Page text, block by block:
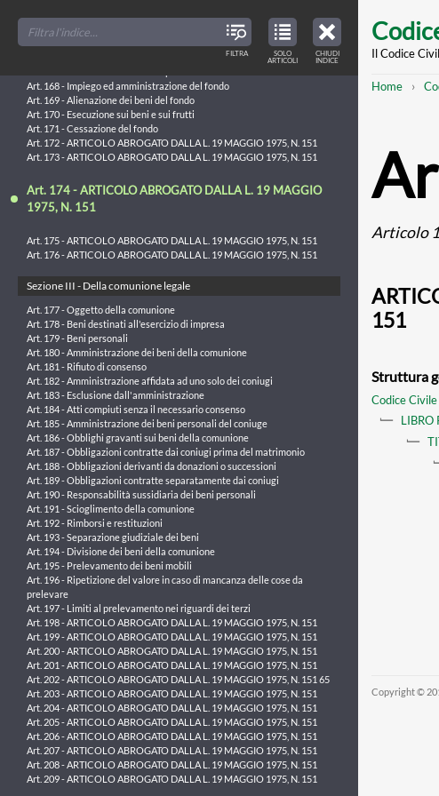
TABLE
OF
CONTENTS
CHIUDI
INDICE
main
Il Codice
Home
Articolo
151
Struttura
Codice Civile
LIBRO
Copyright ©
TOC
TITLES
FILTRA
VIEW
ONLY
ARTICLES
IN
TABLE
SOLO
ARTICOLI
Art. 166-bis - Divieto di costituzione di dote
Sezione II - Del fondo patrimoniale
Art. 168 - Impiego ed amministrazione del fondo
Art. 169 - Alienazione dei beni del fondo
Art. 170 - Esecuzione sui beni e sui frutti
Art. 171 - Cessazione del fondo
Art. 172 - ARTICOLO ABROGATO DALLA L. 19 MAGGIO 1975, N. 151
Art. 173 - ARTICOLO ABROGATO DALLA L. 19 MAGGIO 1975, N. 151
Art. 174 - ARTICOLO ABROGATO DALLA L. 19 MAGGIO
1975, N. 151
Art. 175 - ARTICOLO ABROGATO DALLA L. 19 MAGGIO 1975, N. 151
Art. 176 - ARTICOLO ABROGATO DALLA L. 19 MAGGIO 1975, N. 151
Sezione III - Della comunione legale
Art. 177 - Oggetto della comunione
Art. 178 - Beni destinati all'esercizio di impresa
Art. 179 - Beni personali
Art. 180 - Amministrazione dei beni della comunione
Art. 181 - Rifiuto di consenso
Art. 182 - Amministrazione affidata ad uno solo dei coniugi
Art. 183 - Esclusione dall'amministrazione
Art. 184 - Atti compiuti senza il necessario consenso
Art. 185 - Amministrazione dei beni personali del coniuge
Art. 186 - Obblighi gravanti sui beni della comunione
Art. 187 - Obbligazioni contratte dai coniugi prima del matrimonio
Art. 188 - Obbligazioni derivanti da donazioni o successioni
Art. 189 - Obbligazioni contratte separatamente dai coniugi
Art. 190 - Responsabilità sussidiaria dei beni personali
Art. 191 - Scioglimento della comunione
Art. 192 - Rimborsi e restituzioni
Art. 193 - Separazione giudiziale dei beni
Art. 194 - Divisione dei beni della comunione
Art. 195 - Prelevamento dei beni mobili
Art. 196 - Ripetizione del valore in caso di mancanza delle cose da
prelevare
Art. 197 - Limiti al prelevamento nei riguardi dei terzi
Art. 198 - ARTICOLO ABROGATO DALLA L. 19 MAGGIO 1975, N. 151
Art. 199 - ARTICOLO ABROGATO DALLA L. 19 MAGGIO 1975, N. 151
Art. 200 - ARTICOLO ABROGATO DALLA L. 19 MAGGIO 1975, N. 151
Art. 201 - ARTICOLO ABROGATO DALLA L. 19 MAGGIO 1975, N. 151
Art. 202 - ARTICOLO ABROGATO DALLA L. 19 MAGGIO 1975, N. 151 65
Art. 203 - ARTICOLO ABROGATO DALLA L. 19 MAGGIO 1975, N. 151
Art. 204 - ARTICOLO ABROGATO DALLA L. 19 MAGGIO 1975, N. 151
Art. 205 - ARTICOLO ABROGATO DALLA L. 19 MAGGIO 1975, N. 151
Art. 206 - ARTICOLO ABROGATO DALLA L. 19 MAGGIO 1975, N. 151
Art. 207 - ARTICOLO ABROGATO DALLA L. 19 MAGGIO 1975, N. 151
Art. 208 - ARTICOLO ABROGATO DALLA L. 19 MAGGIO 1975, N. 151
Art. 209 - ARTICOLO ABROGATO DALLA L. 19 MAGGIO 1975, N. 151